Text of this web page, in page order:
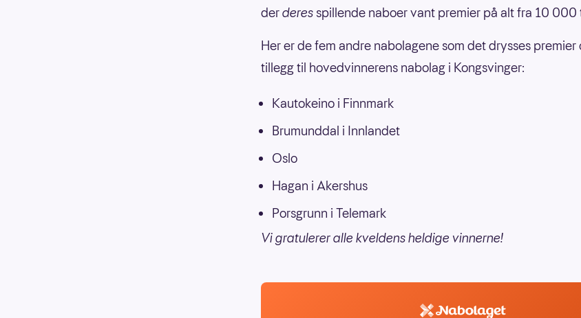
derderes spillende naboer vant premier på alt fra 10 000
Her er de fem andre nabolagene som det drysses premier
tillegg til hovedvinnerens nabolag i Kongsvinger:
Kautokeino i Finnmark
Brumunddal i Innlandet
Oslo
Hagan i Akershus
Porsgrunn i Telemark
Vi gratulerer alle kveldens heldige vinnerne!